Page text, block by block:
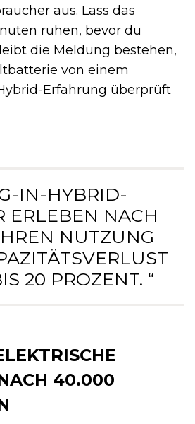
aus. Lass das
ruhen, bevor du
die Meldung bestehen,
von einem
Erfahrung überprüft
IN-HYBRID-
ERLEBEN NACH
NUTZUNG
20 PROZENT. “
40.000